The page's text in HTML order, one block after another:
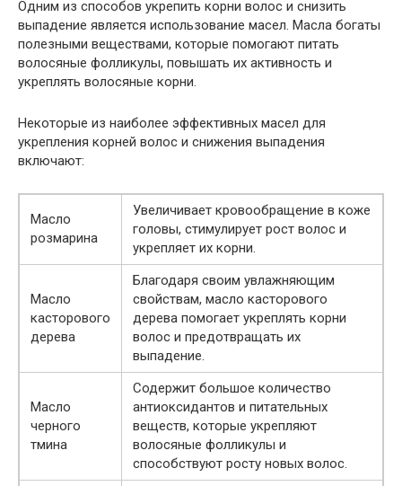
Одним из способов укрепить корни волос и снизить
выпадение является использование масел. Масла богаты
полезными веществами, которые помогают питать
волосяные фолликулы, повышать их активность и
укреплять волосяные корни.
Некоторые из наиболее эффективных масел для
укрепления корней волос и снижения выпадения
включают:
Масло
розмарина
Увеличивает кровообращение в коже
головы, стимулирует рост волос и
укрепляет их корни.
Масло
касторового
дерева
Благодаря своим увлажняющим
свойствам, масло касторового
дерева помогает укреплять корни
волос и предотвращать их
выпадение.
Масло
черного
тмина
Содержит большое количество
антиоксидантов и питательных
веществ, которые укрепляют
волосяные фолликулы и
способствуют росту новых волос.